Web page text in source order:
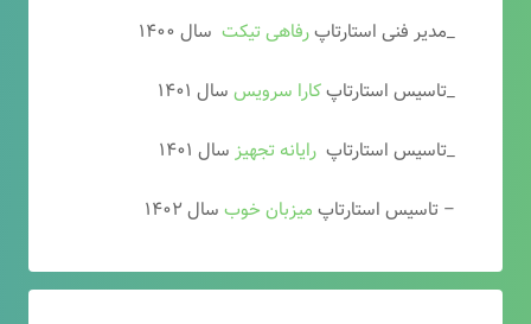
_مدیر فنی استارتاپرفاهی تیکت سال ۱۴۰۰
_تاسیس استارتاپکارا سرویس سال ۱۴۰۱
_تاسیس استارتاپ رایانه تجهیز سال ۱۴۰۱
– تاسیس استارتاپ میزبان خوب سال ۱۴۰۲